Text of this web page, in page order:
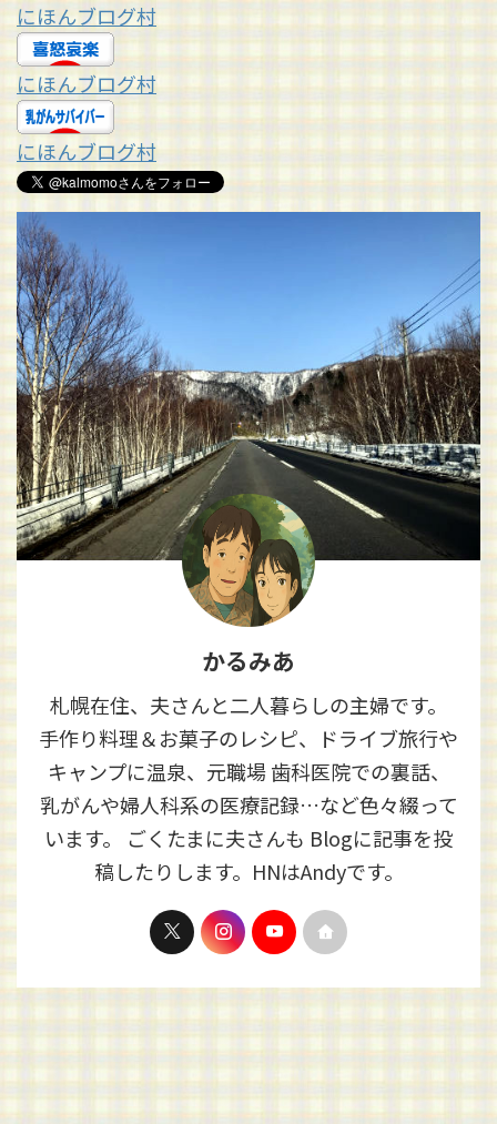
にほんブログ村
にほんブログ村
にほんブログ村
かるみあ
札幌在住、夫さんと二人暮らしの主婦です。
手作り料理＆お菓子のレシピ、ドライブ旅行や
キャンプに温泉、元職場 歯科医院での裏話、
乳がんや婦人科系の医療記録…など色々綴って
います。 ごくたまに夫さんも Blogに記事を投
稿したりします。HNはAndyです。